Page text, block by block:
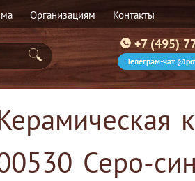
Организациям Контакты
+7 (495)
Телеграм-чат
Серо-